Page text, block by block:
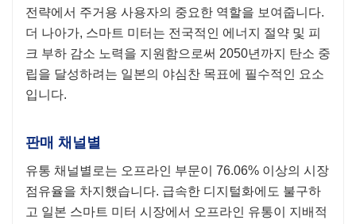
전략에서 주거용 사용자의 중요한 역할을 보여줍니다.
더 나아가, 스마트 미터는 전국적인 에너지 절약 및 피
크 부하 감소 노력을 지원함으로써 2050년까지 탄소 중
립을 달성하려는 일본의 야심찬 목표에 필수적인 요소
입니다.
판매 채널별
유통 채널별로는 오프라인 부문이 76.06% 이상의 시장
점유율을 차지했습니다. 급속한 디지털화에도 불구하
고 일본 스마트 미터 시장에서 오프라인 유통이 지배적